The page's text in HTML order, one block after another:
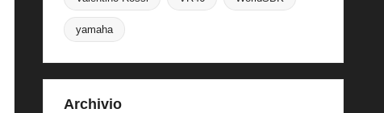
yamaha
Archivio